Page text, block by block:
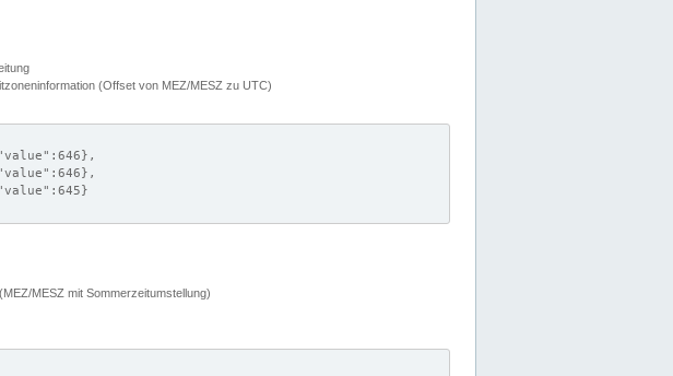
(Offset von MEZ/MESZ zu UTC)
MESZ mit Sommerzeitumstellung)